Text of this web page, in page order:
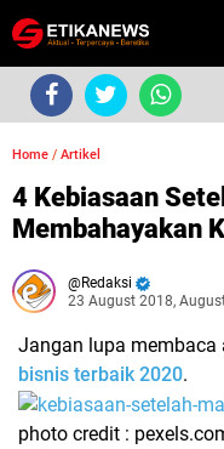
Home / Artikel
4 Kebiasaan
Membahayakan
Redaksi
23 August 2018,
Jangan lupa membaca
bisnis terbaik 2020.
photo credit :